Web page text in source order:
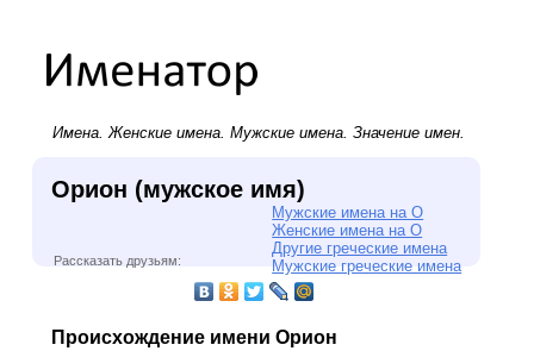
Имена.Женские имена. Мужские имена. Значение имен.
Орион (мужское имя)
Мужские имена на О
Женские имена на О
Другие греческие имена
Мужские греческие имена
Рассказать друзьям:
Происхождение имени Орион